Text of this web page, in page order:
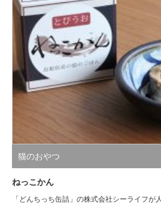
猫のおやつ
ねっこかん
「どんちっち缶詰」の株式会社シーライフが